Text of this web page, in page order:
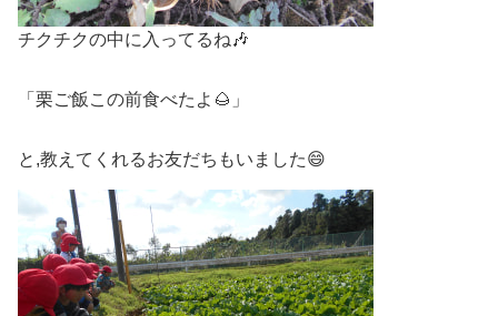
チクチクの中に入ってるね🎶
「栗ご飯この前食べたよ🌰」
と,教えてくれるお友だちもいました😄